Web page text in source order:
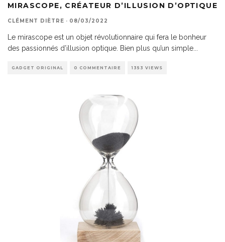
MIRASCOPE, CRÉATEUR D’ILLUSION D’OPTIQUE
CLÉMENT DIÈTRE · 08/03/2022
Le mirascope est un objet révolutionnaire qui fera le bonheur
des passionnés d’illusion optique. Bien plus qu’un simple
GADGET ORIGINAL 0 COMMENTAIRE 1353 VIEWS